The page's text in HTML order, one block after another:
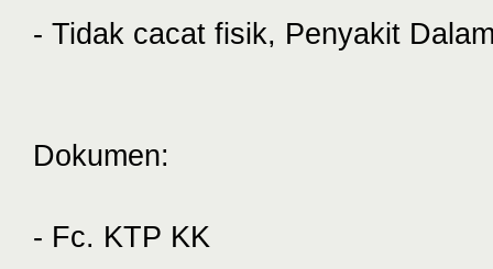
- Tidak cacat fisik, Penyakit
Dokumen:
- Fc. KTP KK